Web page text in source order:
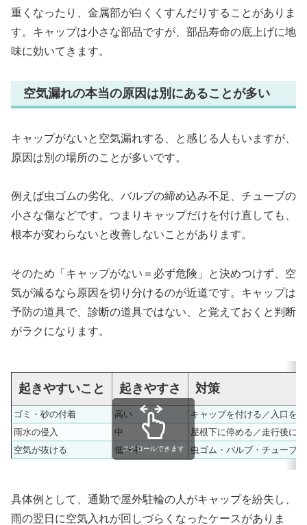
重くなったり、金属部が白くくすんだりすることがありま
す。キャップは小さな部品ですが、部品寿命の底上げに地
味に効いてきます。
空気漏れの本当の原因は別にあることが多い
キャップがないと空気漏れする、と感じる人もいますが、
原因は別の場所のことが多いです。
例えば虫ゴムの劣化、バルブの締め込み不足、チューブの
小さな傷などです。つまりキャップだけを付け直しても、
根本が変わらないと改善しないことがあります。
そのため「キャップがない＝必ず危険」と決めつけず、空
気が減るなら原因を切り分けるのが近道です。キャップは
予防の道具で、診断の道具ではない、と覚えておくと判断
がラクになります。
起きやすいこと 起きやすさ 対策
ゴミ・砂の付着 高い
キャップを付ける／入口を
雨水の侵入
中
屋根下に停める／走行後に
空気が抜ける
低〜中 虫ゴム・バルブ・チューブ
スクロールできます
具体例として、通勤で屋外駐輪の人がキャップを紛失し、
雨の翌日に空気入れが回しづらくなったケースがありま